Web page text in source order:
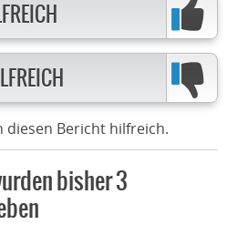
diesen Bericht hilfreich.
bisher 3